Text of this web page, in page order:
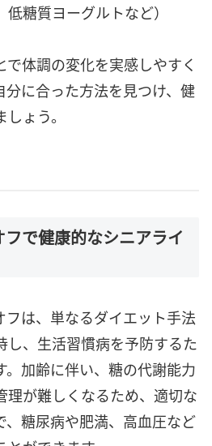
低糖質ヨーグルトなど）
体調の変化を実感しやすく
分に合った方法を見つけ、健
ょう。
で健康的なシニアライ
フは、単なるダイエット手法
し、生活習慣病を予防するた
。加齢に伴い、糖の代謝能力
理が難しくなるため、適切な
、糖尿病や肥満、高血圧など